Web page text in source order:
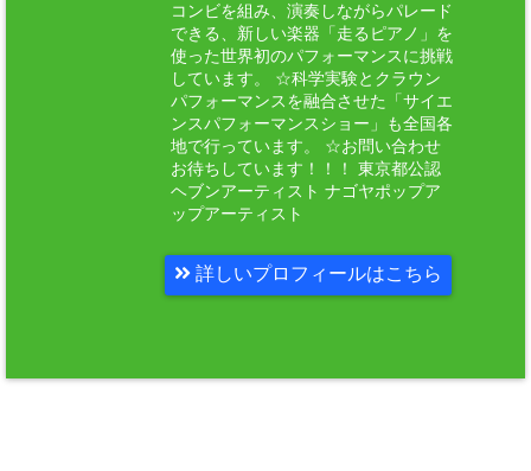
コンビを組み、演奏しながらパレード
できる、新しい楽器「走るピアノ」を
使った世界初のパフォーマンスに挑戦
しています。 ☆科学実験とクラウン
パフォーマンスを融合させた「サイエ
ンスパフォーマンスショー」も全国各
地で行っています。 ☆お問い合わせ
お待ちしています！！！ 東京都公認
ヘブンアーティスト ナゴヤポップア
ップアーティスト
詳しいプロフィールはこちら